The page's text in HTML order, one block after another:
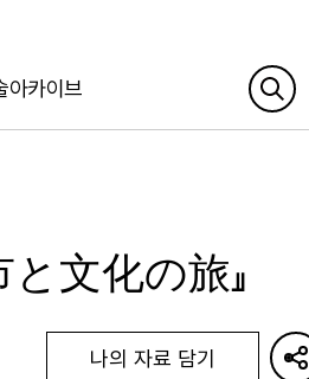
아카이브
文化の旅』
나의 자료 담기